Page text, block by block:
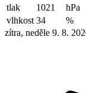
tlak
1021
hPa
vlhkost 34
%
zítra, neděle 9. 8.